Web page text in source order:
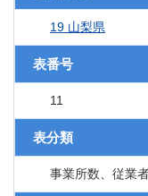
19 山梨県
表番号
11
表分類
事業所数、従業